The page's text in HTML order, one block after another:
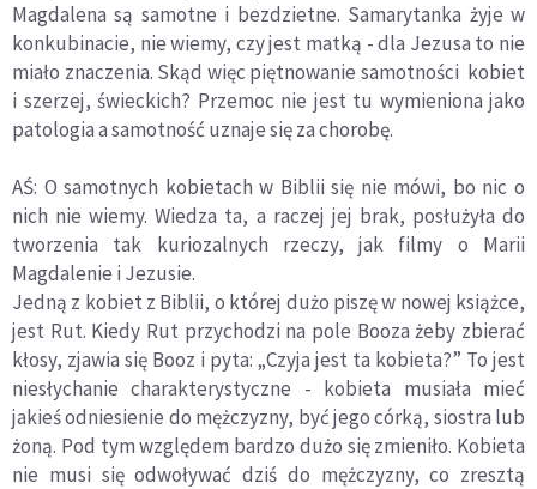
Magdalena są samotne i bezdzietne. Samarytanka żyje w
konkubinacie, nie wiemy, czy jest matką - dla Jezusa to nie
miało znaczenia. Skąd więc piętnowanie samotności kobiet
i szerzej, świeckich? Przemoc nie jest tu wymieniona jako
patologia a samotność uznaje się za chorobę.
AŚ: O samotnych kobietach w Biblii się nie mówi, bo nic o
nich nie wiemy. Wiedza ta, a raczej jej brak, posłużyła do
tworzenia tak kuriozalnych rzeczy, jak filmy o Marii
Magdalenie i Jezusie.
Jedną z kobiet z Biblii, o której dużo piszę w nowej książce,
jest Rut. Kiedy Rut przychodzi na pole Booza żeby zbierać
kłosy, zjawia się Booz i pyta: „Czyja jest ta kobieta?” To jest
niesłychanie charakterystyczne - kobieta musiała mieć
jakieś odniesienie do mężczyzny, być jego córką, siostra lub
żoną. Pod tym względem bardzo dużo się zmieniło. Kobieta
nie musi się odwoływać dziś do mężczyzny, co zresztą